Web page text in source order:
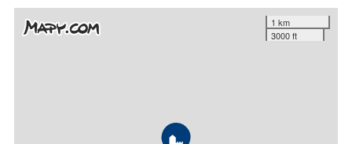
1 km
3000 ft